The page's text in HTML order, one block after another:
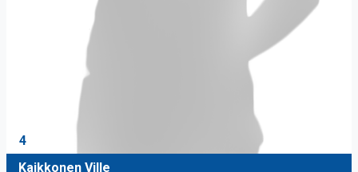
4
Kaikkonen Ville